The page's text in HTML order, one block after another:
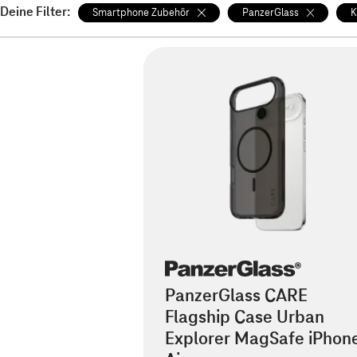
Deine Filter: Smartphone Zubehör PanzerGlass
PanzerGlass CARE
Flagship Case Urban
Explorer MagSafe